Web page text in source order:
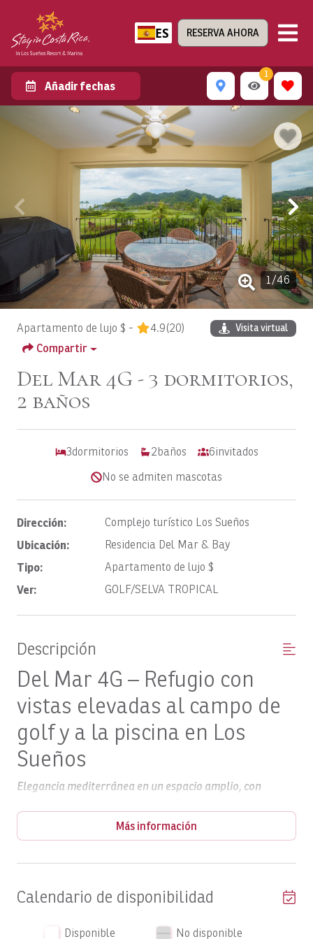
ES RESERVA AHORA
Añadir fechas
1
1/46
Apartamento de lujo $ - 4.9(20) Visita virtual
Compartir
Del Mar 4G - 3 dormitorios,
2 baños
3dormitorios 2baños 6invitados
No se admiten mascotas
Dirección: Complejo turístico Los Sueños
Ubicación: Residencia Del Mar & Bay
Tipo: Apartamento de lujo $
Ver: GOLF/SELVA TROPICAL
Descripción
Del Mar 4G – Refugio con
vistas elevadas al campo de
golf y a la piscina en Los
Sueños
Elegancia mediterránea en un espacio amplio, con
propio de un complejo turístico.
situado en la segunda planta que ofrece
habitable con un diseño exquisito,en la prestigiosa
Más información
Calendario de disponibilidad
Disponible
No disponible